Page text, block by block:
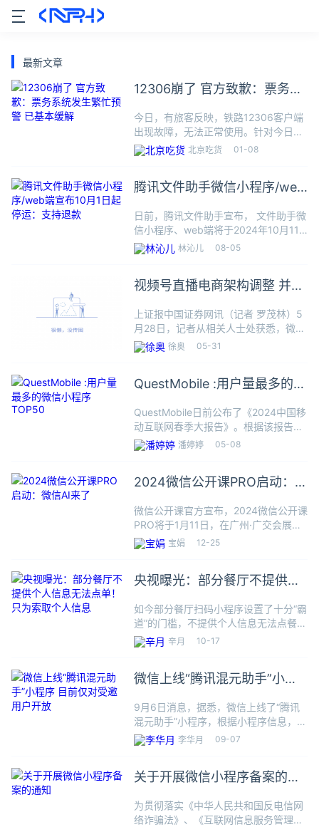
最新文章
12306崩了 官方致歉：票务系
今日，有旅客反映，铁路12306客户端
出现故障，无法正常使用。针对今日
12306崩了一事，12306官网发布情况
说明称，1月8日上午，12306票务系统
出现拥堵情况
北京吃货 01-08
腾讯文件助手微信小程序/web
款
日前，腾讯文件助手宣布， 文件助手微
信小程序、web端将于2024年10月11
日起停止运营。文件助手备份文件功能
即日起关闭，10月11日前用户可正常浏
新的文件。对于会
林沁儿 08-05
视频号直播电商架构调整 并入
上证报中国证券网讯（记者 罗茂林）5
月28日，记者从相关人士处获悉，微信
发布内部公告，微信视频号直播电商团
队进行调整，微信视频号直播电商团队
号等）团队，由微信开放平台
徐奥 05-31
QuestMobile :用户量最多的微
QuestMobile日前公布了《2024中国移
动互联网春季大报告》。根据该报告，
2024年3月，中国移动互联网的活跃用
户数达到12.32亿，同比增长超过2000
场的
潘婷婷 05-08
2024微信公开课PRO启动：微
微信公开课官方宣布，2024微信公开课
PRO将于1月11日，在广州·广交会展馆
国际会议中心举办。每年公开课PRO都
是微信发布产品能力、展示价值理念、
这次也不例外。此次
宝娟 12-25
央视曝光：部分餐厅不提供个
人信息
如今部分餐厅扫码小程序设置了十分“霸
道”的门槛，不提供个人信息无法点餐，
你遭遇过类似情况吗？如今扫码点餐、
强制扫码等情况越来越普遍，背后带来
闻最新报道，记者调查发现，
辛月 10-17
微信上线“腾讯混元助手”小程
9月6日消息，据悉，微信上线了“腾讯
混元助手”小程序，根据小程序信息，
“腾讯混元助手”的功能包括AI问答、AI
绘画等。这是一款腾讯混元大模型多模
也能处理多种任务，如
李华月 09-07
关于开展微信小程序备案的通
为贯彻落实《中华人民共和国反电信网
络诈骗法》、《互联网信息服务管理办